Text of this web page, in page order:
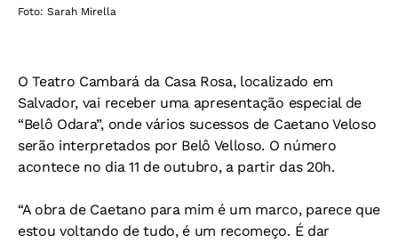
Foto: Sarah Mirella
O Teatro Cambará da Casa Rosa, localizado em
Salvador, vai receber uma apresentação especial de
“Belô Odara”, onde vários sucessos de Caetano Veloso
serão interpretados por Belô Velloso. O número
acontece no dia 11 de outubro, a partir das 20h.
“A obra de Caetano para mim é um marco, parece que
estou voltando de tudo, é um recomeço. É dar